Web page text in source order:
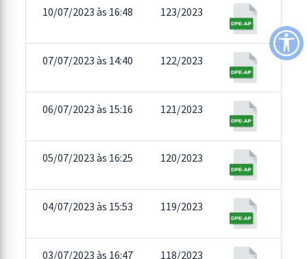
10/07/2023 às 16:48 123/2023
07/07/2023 às 14:40 122/2023
06/07/2023 às 15:16 121/2023
05/07/2023 às 16:25 120/2023
04/07/2023 às 15:53 119/2023
03/07/2023 às 16:47 118/2023